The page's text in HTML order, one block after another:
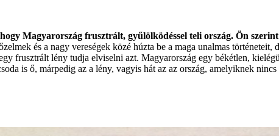
Magyarország frusztrált, gyűlölködéssel teli ország. Ön
és a nagy vereségek közé húzta be a maga unalmas
frusztrált lény tudja elviselni azt. Magyarország egy békétlen,
is ő, márpedig az a lény, vagyis hát az az ország, amelyiknek